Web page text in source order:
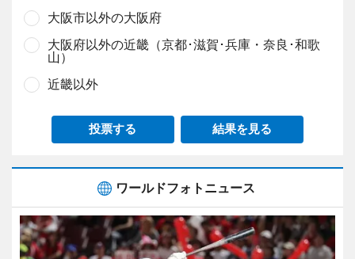
大阪市以外の大阪府
大阪府以外の近畿（京都･滋賀･兵庫・奈良･和歌
山）
近畿以外
投票する 結果を見る
ワールドフォトニュース